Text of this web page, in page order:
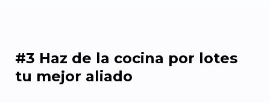
#3 Haz de la cocina por lotes
tu mejor aliado